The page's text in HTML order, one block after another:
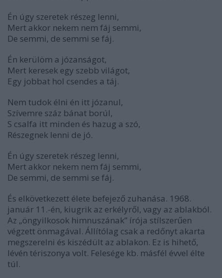
Én úgy szeretek részeg lenni,
Mert akkor nekem nem fáj semmi,
De semmi, de semmi se fáj.
Én kerülöm a józanságot,
Mert keresek egy szebb világot,
Egy jobbat hol csendes a táj.
Nem tudok élni én itt józanul,
Szívemre száz bánat borúl,
S csalfa itt minden és hazug a szó,
Részegnek lenni de jó.
Én úgy szeretek részeg lenni,
Mert akkor nekem nem fáj semmi,
De semmi, de semmi se fáj.
És elkövetkezett élete befejező zuhanása. 1968.
január 11.-én, kiugrik az erkélyről, vagy az ablakból.
Az „öngyilkosok himnuszának” írója stílszerűen
végzett önmagával. Állítólag csak a redőnyt akarta
megszerelni és kiszédült az ablakon. Ez is hihető,
lévén tériszonya volt. Felesége kb. másfél évvel élte
túl.